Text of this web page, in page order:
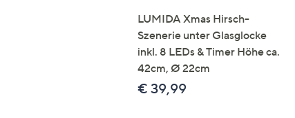
LUMIDA Xmas Hirsch-
Szenerie unter Glasglocke
inkl. 8 LEDs & Timer Höhe ca.
42cm, Ø 22cm
€ 39,99